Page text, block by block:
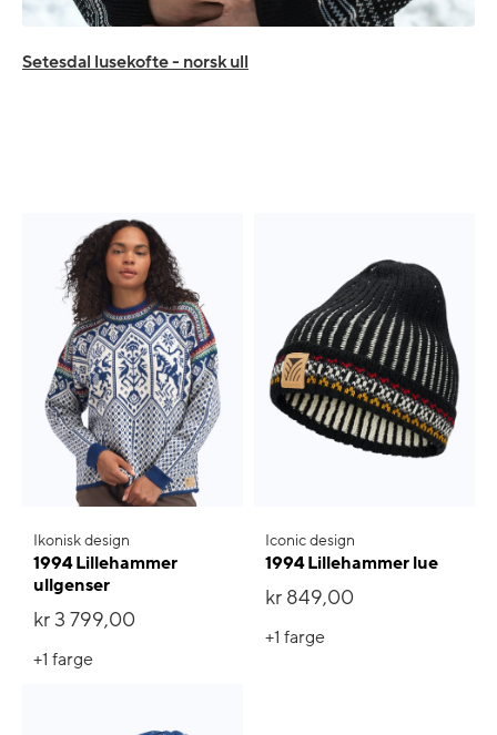
Setesdal lusekofte - norsk ull
Ikonisk design
1994 Lillehammer
ullgenser
kr 3 799,00
+1 farge
Iconic design
1994 Lillehammer lue
kr 849,00
+1 farge